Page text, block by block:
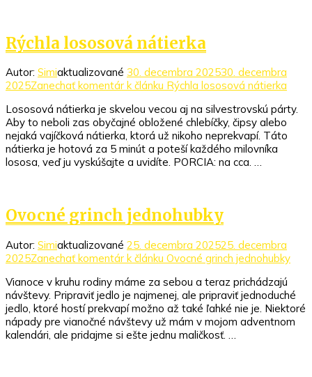
Rýchla lososová nátierka
Autor: Simiaktualizované 30. decembra 202530. decembra
2025Zanechať komentár k článku Rýchla lososová nátierka
Lososová nátierka je skvelou vecou aj na silvestrovskú párty.
Aby to neboli zas obyčajné obložené chlebíčky, čipsy alebo
nejaká vajíčková nátierka, ktorá už nikoho neprekvapí. Táto
nátierka je hotová za 5 minút a poteší každého milovníka
lososa, veď ju vyskúšajte a uvidíte. PORCIA: na cca. …
Ovocné grinch jednohubky
Autor: Simiaktualizované 25. decembra 202525. decembra
2025Zanechať komentár k článku Ovocné grinch jednohubky
Vianoce v kruhu rodiny máme za sebou a teraz prichádzajú
návštevy. Pripraviť jedlo je najmenej, ale pripraviť jednoduché
jedlo, ktoré hostí prekvapí možno až také ľahké nie je. Niektoré
nápady pre vianočné návštevy už mám v mojom adventnom
kalendári, ale pridajme si ešte jednu maličkosť. …